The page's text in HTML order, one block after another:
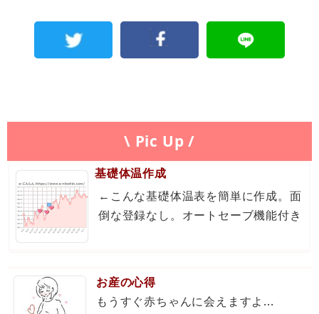
\ Pic Up /
基礎体温作成
←こんな基礎体温表を簡単に作成。面
倒な登録なし。オートセーブ機能付き
お産の心得
もうすぐ赤ちゃんに会えますよ...